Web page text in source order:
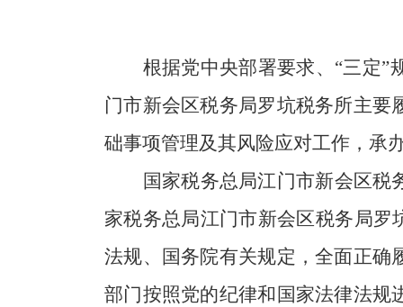
根据党中央部署要求、“三定”
门市新会区税务局罗坑税务所主
础事项管理及其风险应对工作，承
国家税务总局江门市新会区
家税务总局江门市新会区税务局罗
法规、国务院有关规定，全面正确
部门按照党的纪律和国家法律法规